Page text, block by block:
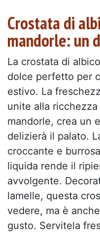
Crostata di
mandorle: un
La crostata di
dolce perfetto per
estivo. La
unite alla
mandorle, crea un
delizierà il palato.
croccante e
liquida rende il
avvolgente.
lamelle, questa
vedere, ma è
gusto. Servitela